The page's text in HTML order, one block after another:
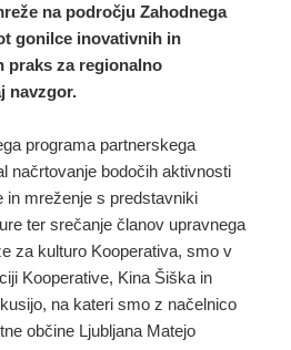
na področju Zahodnega
gonilce inovativnih in
praks za regionalno
navzgor.
programa partnerskega
načrtovanje bodočih aktivnosti
in mreženje s predstavniki
ter srečanje članov upravnega
za kulturo Kooperativa, smo v
Kooperative, Kina Šiška in
na kateri smo z načelnico
občine Ljubljana Matejo